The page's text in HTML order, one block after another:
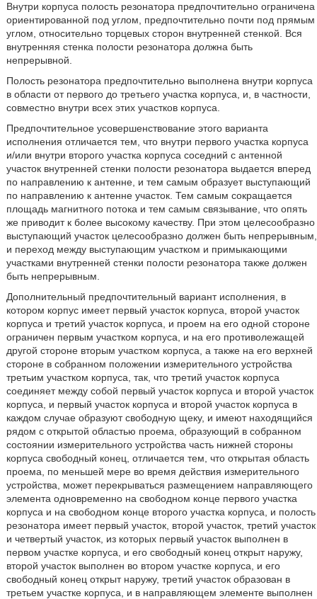
Внутри корпуса полость резонатора предпочтительно ограничена
ориентированной под углом, предпочтительно почти под прямым
углом, относительно торцевых сторон внутренней стенкой. Вся
внутренняя стенка полости резонатора должна быть
непрерывной.
Полость резонатора предпочтительно выполнена внутри корпуса
в области от первого до третьего участка корпуса, и, в частности,
совместно внутри всех этих участков корпуса.
Предпочтительное усовершенствование этого варианта
исполнения отличается тем, что внутри первого участка корпуса
и/или внутри второго участка корпуса соседний с антенной
участок внутренней стенки полости резонатора выдается вперед
по направлению к антенне, и тем самым образует выступающий
по направлению к антенне участок. Тем самым сокращается
площадь магнитного потока и тем самым связывание, что опять
же приводит к более высокому качеству. При этом целесообразно
выступающий участок целесообразно должен быть непрерывным,
и переход между выступающим участком и примыкающими
участками внутренней стенки полости резонатора также должен
быть непрерывным.
Дополнительный предпочтительный вариант исполнения, в
котором корпус имеет первый участок корпуса, второй участок
корпуса и третий участок корпуса, и проем на его одной стороне
ограничен первым участком корпуса, и на его противолежащей
другой стороне вторым участком корпуса, а также на его верхней
стороне в собранном положении измерительного устройства
третьим участком корпуса, так, что третий участок корпуса
соединяет между собой первый участок корпуса и второй участок
корпуса, и первый участок корпуса и второй участок корпуса в
каждом случае образуют свободную щеку, и имеют находящийся
рядом с открытой областью проема, образующий в собранном
состоянии измерительного устройства часть нижней стороны
корпуса свободный конец, отличается тем, что открытая область
проема, по меньшей мере во время действия измерительного
устройства, может перекрываться размещением направляющего
элемента одновременно на свободном конце первого участка
корпуса и на свободном конце второго участка корпуса, и полость
резонатора имеет первый участок, второй участок, третий участок
и четвертый участок, из которых первый участок выполнен в
первом участке корпуса, и его свободный конец открыт наружу,
второй участок выполнен во втором участке корпуса, и его
свободный конец открыт наружу, третий участок образован в
третьем участке корпуса, и в направляющем элементе выполнен